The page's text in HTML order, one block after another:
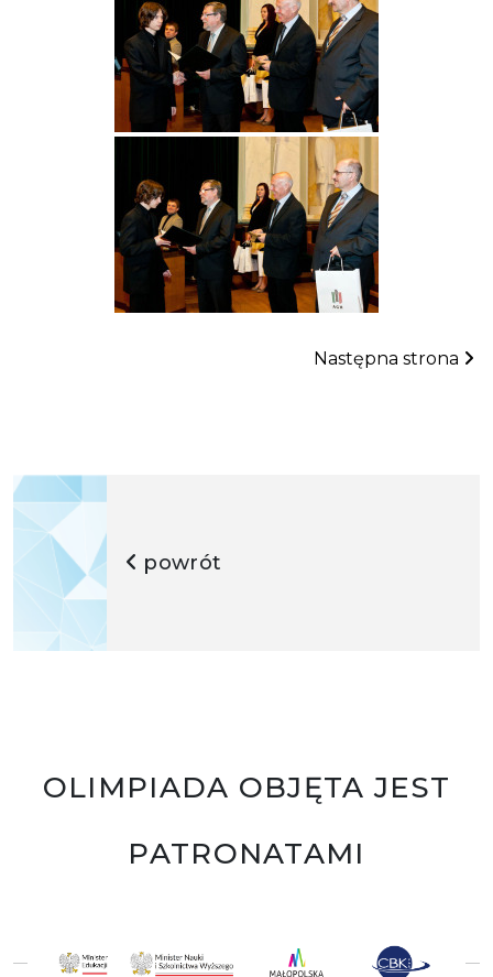
Następna strona
powrót
OLIMPIADA OBJĘTA JEST
PATRONATAMI